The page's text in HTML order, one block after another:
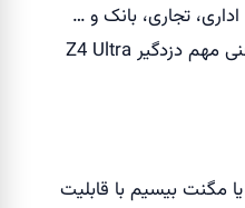
تجاری، بانک و …
مناسب کرده است. مشخصات فنی مهم دزدگیر Z4 Ultra
15 چشمی یا مگنت بیسیم با قابلیت